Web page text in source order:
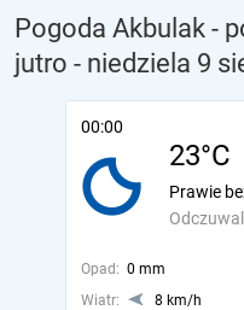
Pogoda Akbulak -
jutro - niedziela 9
00:00
23°C
Prawie
Opad: 0 mm
Wiatr:
8 km/h